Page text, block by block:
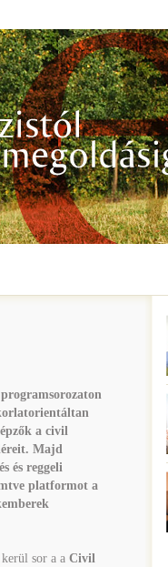
a civil
Majd
és reggeli
platformot a
sor a a Civil